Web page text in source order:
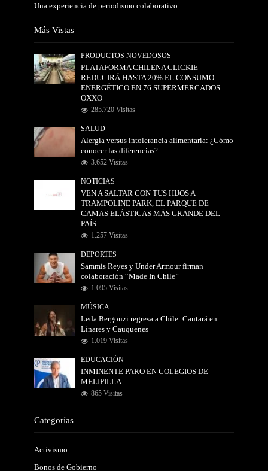
Una experiencia de periodismo colaborativo
Más Vistas
PRODUCTOS NOVEDOSOS
PLATAFORMA CHILENA CLICKIE
REDUCIRÁ HASTA 20% EL CONSUMO
ENERGÉTICO EN 76 SUPERMERCADOS
OXXO
285.720 Visitas
SALUD
Alergia versus intolerancia alimentaria: ¿Cómo
conocer las diferencias?
3.652 Visitas
NOTICIAS
VEN A SALTAR CON TUS HIJOS A
TRAMPOLINE PARK, EL PARQUE DE
CAMAS ELÁSTICAS MÁS GRANDE DEL
PAÍS
1.257 Visitas
DEPORTES
Sammis Reyes y Under Armour firman
colaboración “Made In Chile”
1.095 Visitas
MÚSICA
Leda Bergonzi regresa a Chile: Cantará en
Linares y Cauquenes
1.019 Visitas
EDUCACIÓN
INMINENTE PARO EN COLEGIOS DE
MELIPILLA
865 Visitas
Categorías
Activismo
Bonos de Gobierno